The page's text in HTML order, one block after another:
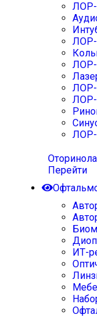
ЛОР-
ЛОР-
ЛОР-
ЛОР-
ЛОР-
Перейти
ИТ-